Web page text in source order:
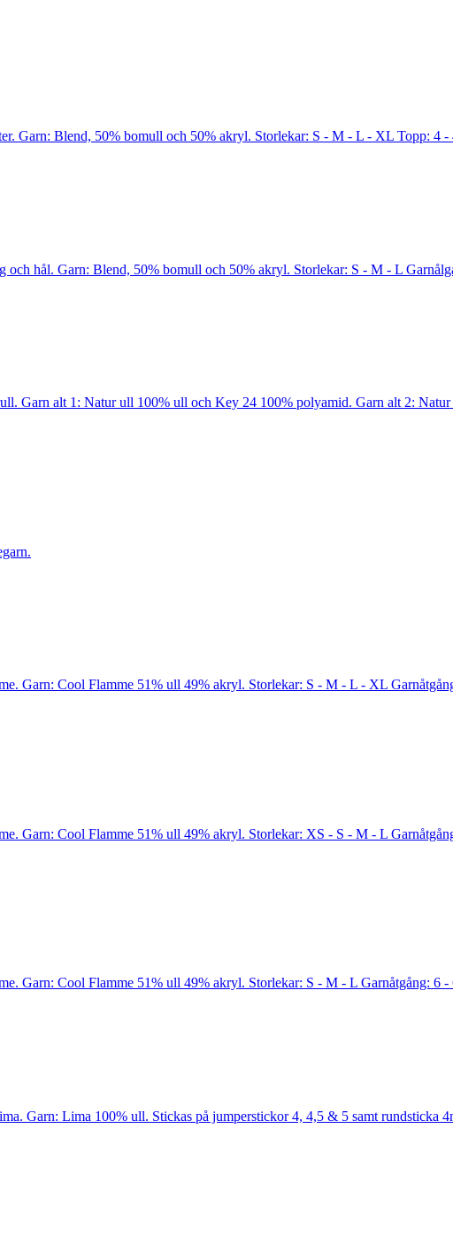
Garn: Blend, 50% bomull och 50% akryl. Storlekar: S - M - L - XL Topp: 4
och hål. Garn: Blend, 50% bomull och 50% akryl. Storlekar: S - M - L
Garn alt 1: Natur ull 100% ull och Key 24 100% polyamid. Garn alt 2:
Garn: Cool Flamme 51% ull 49% akryl. Storlekar: S - M - L - XL
Garn: Cool Flamme 51% ull 49% akryl. Storlekar: XS - S - M - L
Garn: Cool Flamme 51% ull 49% akryl. Storlekar: S - M - L Garnåtgång: 6
Garn: Lima 100% ull. Stickas på jumperstickor 4, 4,5 & 5 samt